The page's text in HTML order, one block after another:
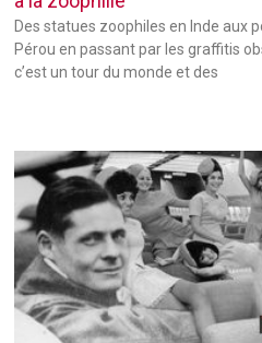
Des statues zoophiles en Inde aux
Pérou en passant par les graffitis
c’est un tour du monde et des